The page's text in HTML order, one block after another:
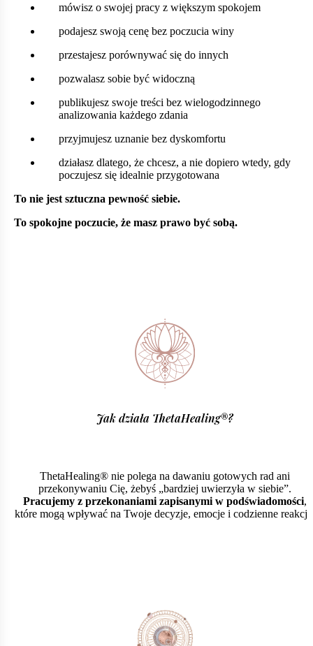
mówisz o swojej pracy z większym spokojem
podajesz swoją cenę bez poczucia winy
przestajesz porównywać się do innych
pozwalasz sobie być widoczną
publikujesz swoje treści bez wielogodzinnego
analizowania każdego zdania
przyjmujesz uznanie bez dyskomfortu
działasz dlatego, że chcesz, a nie dopiero wtedy, gdy
poczujesz się idealnie przygotowana
To nie jest sztuczna pewność siebie.
To spokojne poczucie, że masz prawo być sobą.
Jak działa ThetaHealing®?
ThetaHealing® nie polega na dawaniu gotowych rad ani
przekonywaniu Cię, żebyś „bardziej uwierzyła w siebie”.
Pracujemy z przekonaniami zapisanymi w podświadomości,
które mogą wpływać na Twoje decyzje, emocje i codzienne